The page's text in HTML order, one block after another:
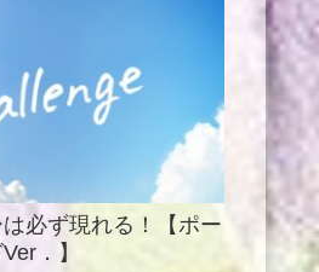
は必ず現れる！【ポー
．】